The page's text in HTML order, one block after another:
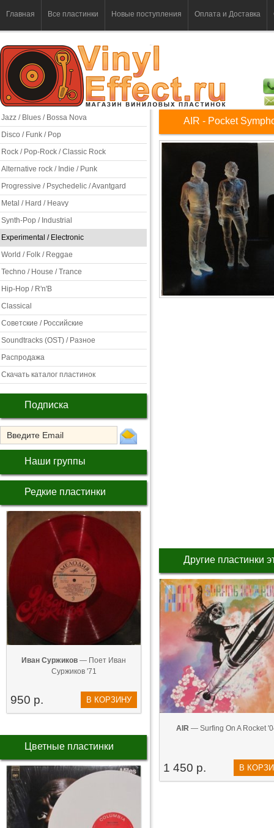
Главная Все пластинки Новые поступления Оплата и Доставка
Jazz / Blues / Bossa Nova
Disco / Funk / Pop
Rock / Pop-Rock / Classic Rock
Alternative rock / Indie / Punk
Progressive / Psychedelic / Avantgard
Metal / Hard / Heavy
Synth-Pop / Industrial
Experimental / Electronic
World / Folk / Reggae
Techno / House / Trance
Hip-Hop / R'n'B
Classical
Советские / Российские
Soundtracks (OST) / Разное
Распродажа
Скачать каталог пластинок
Подписка
Наши группы
Редкие пластинки
Иван Суржиков — Поет Иван
Суржиков '71
950 р. В КОРЗИНУ
Цветные пластинки
AIR - Pocket
Другие пластинки
AIR — Surfing On A Rocket
1 450 р. В